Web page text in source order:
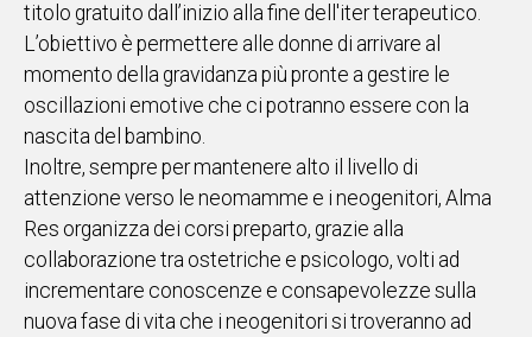
STORIE
VIDEO
Vai
UNISCITI
AL CANALE
WHATSAPP
titolo gratuito dall’inizio alla fine dell'iter terapeutico.
L’obiettivo è permettere alle donne di arrivare al
momento della gravidanza più pronte a gestire le
oscillazioni emotive che ci potranno essere con la
nascita del bambino.
Inoltre, sempre per mantenere alto il livello di
attenzione verso le neomamme e i neogenitori, Alma
Res organizza dei corsi preparto, grazie alla
collaborazione tra ostetriche e psicologo, volti ad
incrementare conoscenze e consapevolezze sulla
nuova fase di vita che i neogenitori si troveranno ad